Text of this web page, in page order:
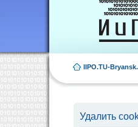
IIPO.TU-
Удалить